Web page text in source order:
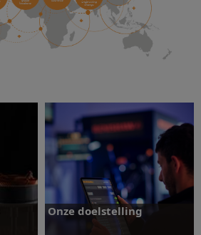
Onze doelstelling